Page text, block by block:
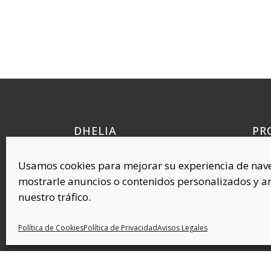
Usamos cookies para mejorar su experiencia de
mostrarle anuncios o contenidos personalizados y
nuestro tráfico.
Política de CookiesPolítica de PrivacidadAvisos Legales
DHELIA
Polígono Industrial Requena, 38
45214 Cedillo del Condado
Toledo (ESPAÑA)